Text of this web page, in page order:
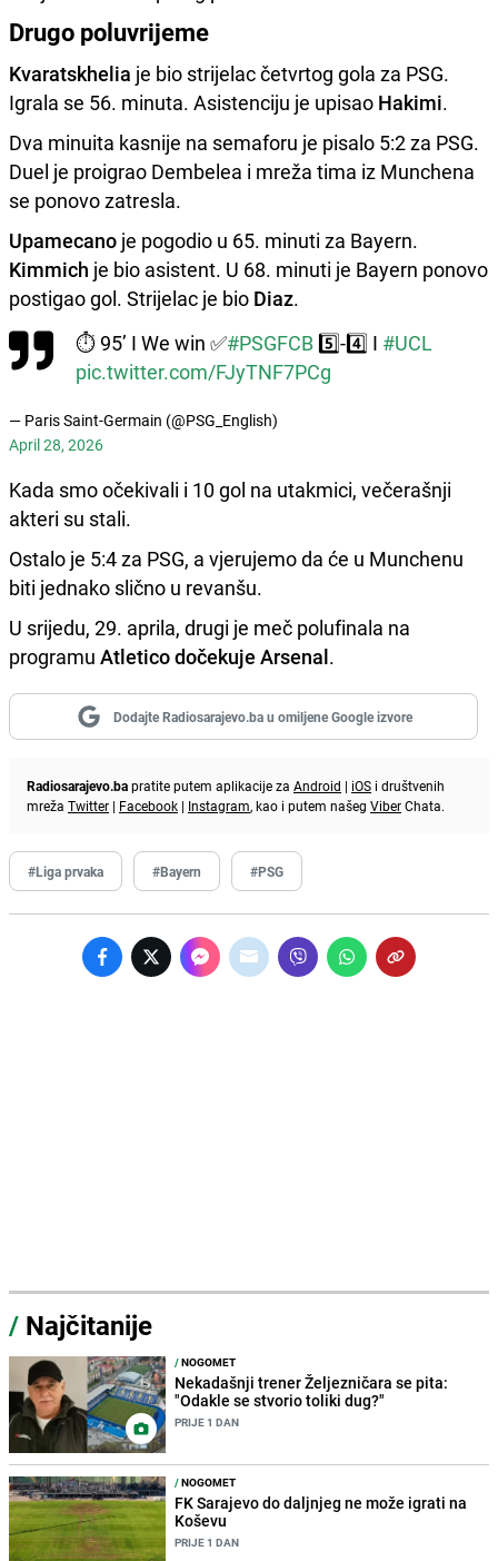
Drugo poluvrijeme
Kvaratskhelia je bio strijelac četvrtog gola za PSG.
Igrala se 56. minuta. Asistenciju je upisao Hakimi.
Dva minuita kasnije na semaforu je pisalo 5:2 za PSG.
Duel je proigrao Dembelea i mreža tima iz Munchena
se ponovo zatresla.
Upamecano je pogodio u 65. minuti za Bayern.
Kimmich je bio asistent. U 68. minuti je Bayern ponovo
postigao gol. Strijelac je bio Diaz.
⏱️ 95’ I We win ✅#PSGFCB 5️⃣-4️⃣ I #UCL
pic.twitter.com/FJyTNF7PCg
— Paris Saint-Germain (@PSG_English)
April 28, 2026
Kada smo očekivali i 10 gol na utakmici, večerašnji
akteri su stali.
Ostalo je 5:4 za PSG, a vjerujemo da će u Munchenu
biti jednako slično u revanšu.
U srijedu, 29. aprila, drugi je meč polufinala na
programu Atletico dočekuje Arsenal.
Dodajte Radiosarajevo.ba u omiljene Google izvore
Radiosarajevo.bapratite putem aplikacije za Android | iOS i društvenih
mreža Twitter | Facebook | Instagram, kao i putem našeg ViberChata.
#Liga prvaka #Bayern #PSG
/ Najčitanije
/NOGOMET
Nekadašnji trener Željezničara se pita:
"Odakle se stvorio toliki dug?"
PRIJE 1 DAN
/NOGOMET
FK Sarajevo do daljnjeg ne može igrati na
Koševu
PRIJE 1 DAN